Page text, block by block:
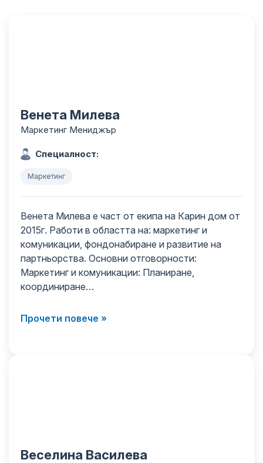
Венета Милева
Маркетинг Мениджър
Специалност:
Маркетинг
Венета Милева е част от екипа на Карин дом от
2015г. Работи в областта на: маркетинг и
комуникации, фондонабиране и развитие на
партньорства. Основни отговорности:
Маркетинг и комуникации: Планиране,
координиране…
Прочети повече »
Веселина Василева